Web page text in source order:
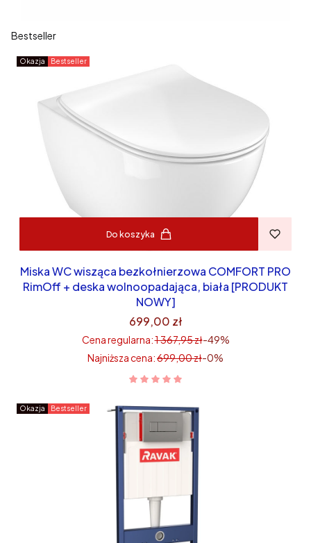
Bestseller
Okazja Bestseller
Do koszyka
Miska WC wisząca bezkołnierzowa COMFORT PRO
RimOff + deska wolnoopadająca, biała [PRODUKT
NOWY]
699,00 zł
Cena regularna:1 367,95 zł-49%
Najniższa cena:699,00 zł-0%
Okazja Bestseller